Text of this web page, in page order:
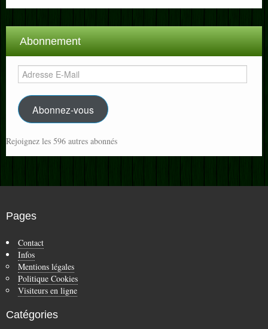
Abonnement
Adresse
E-
Mail
Abonnez-vous
Rejoignez les 596 autres abonnés
Pages
Contact
Infos
Mentions légales
Politique Cookies
Visiteurs en ligne
Catégories